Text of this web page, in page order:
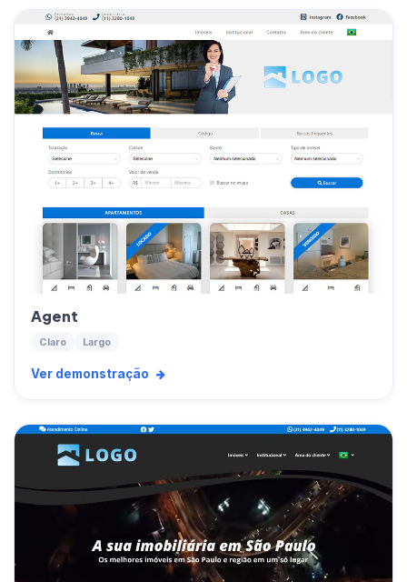
Agent
Claro Largo
Ver demonstração